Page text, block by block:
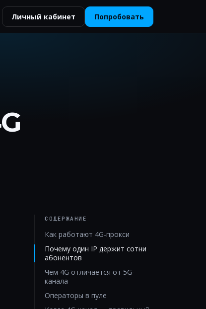
Личный кабинет Попробовать
СОДЕРЖАНИЕ
Как работают 4G-прокси
Почему один IP держит сотни
абонентов
Чем 4G отличается от 5G-
канала
Операторы в пуле